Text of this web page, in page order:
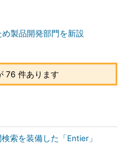
製品開発部門を新設
76 件あります
索を装備した「Entier」